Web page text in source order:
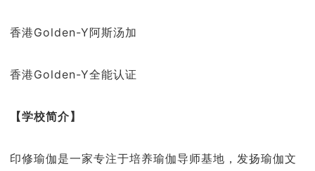
香港Golden-Y阿斯汤加
香港Golden-Y全能认证
【学校简介】
印修瑜伽是一家专注于培养瑜伽导师基地，发扬瑜伽文